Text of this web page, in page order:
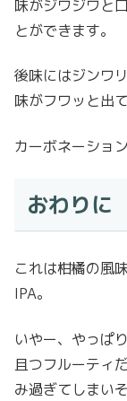
味がジワジワと
とができます。
後味にはジンワ
味がフワッと出
カーボネーショ
おわりに
これは柑橘の風
IPA。
いやー、やっぱ
且つフルーティ
み過ぎてしまい